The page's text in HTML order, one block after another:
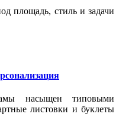
площадь, стиль и задачи
насыщен типовыми
листовки и буклеты